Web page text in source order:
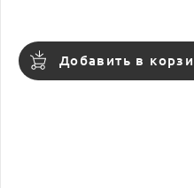
Добавить в